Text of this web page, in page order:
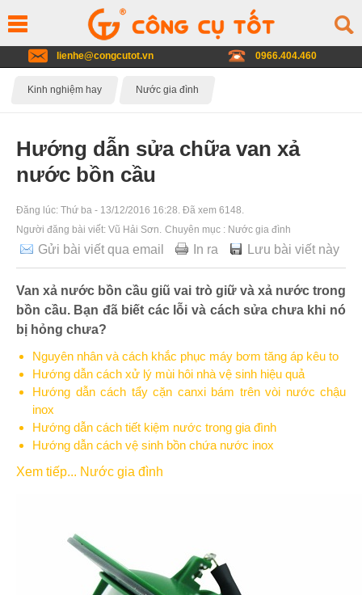
0966.404.460
lienhe@congcutot.vn
Kinh nghiệm hay Nước gia đình
Hướng dẫn sửa chữa van xả
nước bồn cầu
Đăng lúc: Thứ ba - 13/12/2016 16:28 . Đã xem 6148.
Người đăng bài viết: Vũ Hải Sơn Chuyên mục : Nước gia đình
Gửi bài viết qua email In ra Lưu bài viết này
Van xả nước bồn cầu giũ vai trò giữ và xả nước trong
bồn cầu. Bạn đã biết các lỗi và cách sửa chưa khi nó
bị hỏng chưa?
Nguyên nhân và cách khắc phục máy bơm tăng áp kêu to
Hướng dẫn cách xử lý mùi hôi nhà vệ sinh hiệu quả
Hướng dẫn cách tẩy cặn canxi bám trên vòi nước chậu
inox
Hướng dẫn cách tiết kiệm nước trong gia đình
Hướng dẫn cách vệ sinh bồn chứa nước inox
Xem tiếp... Nước gia đình